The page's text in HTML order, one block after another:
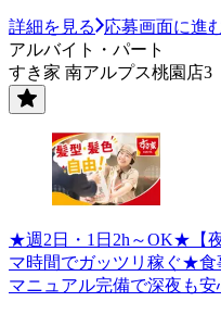
詳細を見る
応募画面に進
アルバイト・パート
すき家 南アルプス桃園店3
★週2日・1日2h～OK★【
マ時間でガッツリ稼ぐ★
マニュアル完備で深夜も安